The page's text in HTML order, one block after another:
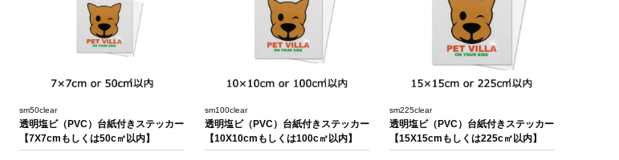
sm50clear
透明塩ビ（PVC）台紙付きステッカー
【7X7cmもしくは50c㎡以内】
sm100clear
透明塩ビ（PVC）台紙付きステッカー
【10X10cmもしくは100c㎡以内】
sm225clear
透明塩ビ（PVC）台紙付きステッカー
【15X15cmもしくは225c㎡以内】